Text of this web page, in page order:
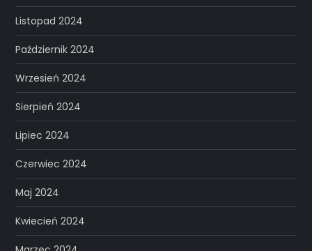
Listopad 2024
Październik 2024
Wrzesień 2024
Sierpień 2024
Lipiec 2024
Czerwiec 2024
Maj 2024
Kwiecień 2024